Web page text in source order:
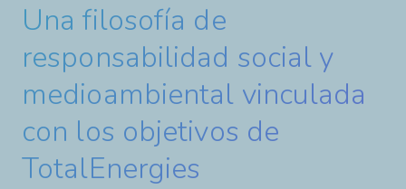
Una filosofía de
responsabilidad social y
medioambiental vinculada
con los objetivos de
TotalEnergies